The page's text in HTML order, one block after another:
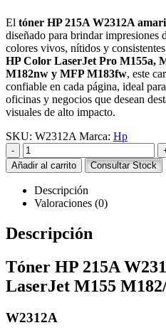
El tóner HP 215A W2312A
diseñado para brindar impresiones
colores vivos, nítidos y
HP Color LaserJet Pro M155a,
M182nw y MFP M183fw, este
confiable en cada página, ideal
oficinas y negocios que desean
visuales de alto impacto.
SKU: W2312A Marca: Hp
-
Añadir al carrito
Consultar Stock
Descripción
Valoraciones (0)
Descripción
Tóner HP 215A
LaserJet M155
W2312A